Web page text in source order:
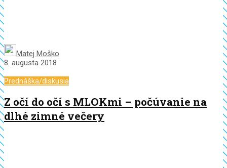
Matej Moško
8. augusta 2018
Prednáška/diskusia
Z očí do očí s MLOKmi – počúvanie na
dlhé zimné večery